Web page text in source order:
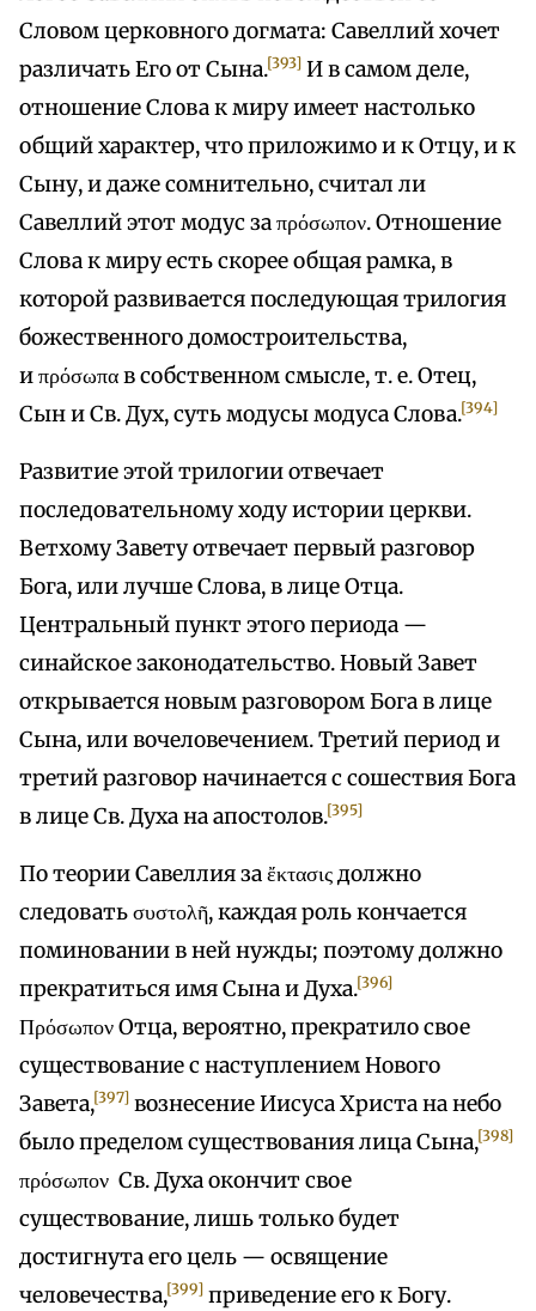
Словом церковного догмата: Савеллий хочет
различать Его от Сына.[393] И в самом деле,
отношение Слова к миру имеет настолько
общий характер, что приложимо и к Отцу, и к
Сыну, и даже сомнительно, считал ли
Савеллий этот модус за πρόσωπον. Отношение
Слова к миру есть скорее общая рамка, в
которой развивается последующая трилогия
божественного домостроительства,
и πρόσωπα в собственном смысле, т. е. Отец,
Сын и Св. Дух, суть модусы модуса Слова.[394]
Развитие этой трилогии отвечает
последовательному ходу истории церкви.
Ветхому Завету отвечает первый разговор
Бога, или лучше Слова, в лице Отца.
Центральный пункт этого периода —
синайское законодательство. Новый Завет
открывается новым разговором Бога в лице
Сына, или вочеловечением. Третий период и
третий разговор начинается с сошествия Бога
в лице Св. Духа на апостолов.[395]
По теории Савеллия за ἔκτασις должно
следовать συστολῆ, каждая роль кончается
поминовании в ней нужды; поэтому должно
прекратиться имя Сына и Духа.[396]
Πρόσωπον Отца, вероятно, прекратило свое
существование с наступлением Нового
Завета,[397] вознесение Иисуса Христа на небо
было пределом существования лица Сына,[398]
πρόσωπον Св. Духа окончит свое
существование, лишь только будет
достигнута его цель — освящение
человечества,[399] приведение его к Богу.